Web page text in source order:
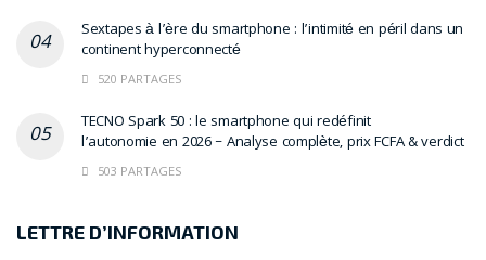
Sextapes à l’ère du smartphone : l’intimité en péril dans un
continent hyperconnecté
520 PARTAGES
TECNO Spark 50 : le smartphone qui redéfinit
l’autonomie en 2026 – Analyse complète, prix FCFA & verdict
503 PARTAGES
LETTRE D’INFORMATION